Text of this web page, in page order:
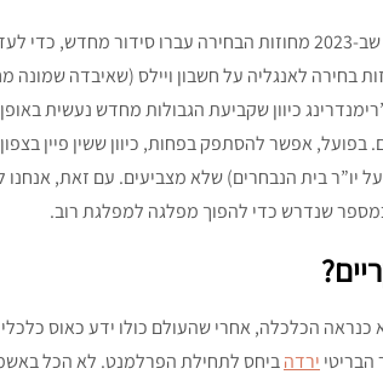
כאמור, יש 650 מושבים. נציין שב-2023 מחוזות הבחירה
בחירה לאנגליה על חשבון ויילס (שאיבדה שמונה
כיוון שקביעת הגבולות מחדש נעשית
הוא 326 מושבים. בפועל, אפשר להסתפק בפחות, כיוון ששין
יו”ר בית הנבחרים) שלא מצביעים. עם זאת, אנחנו
כנראה הכלכלה, אחרי שהעולם כולו ידע כאוס
ירדהביחס לתחילת הפרלמנט. לא הכל